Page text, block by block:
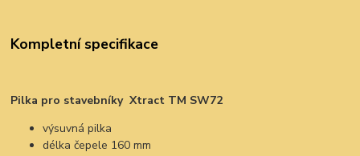
Kompletní specifikace
Pilka pro stavebníky Xtract TM SW72
výsuvná pilka
délka čepele 160 mm